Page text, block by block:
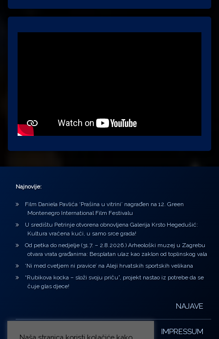
Najnovije:
Film Daniela Pavlića ‘Prašina u vitrini’ nagrađen na 12. Green
Montenegro International Film Festivalu
U središtu Petrinje otvorena obnovljena Galerija Krsto Hegedušić:
Kultura vraćena kući, u samo srce grada!
Od petka do nedjelje (31.7. – 2.8.2026.) Arheološki muzej u Zagrebu
otvara vrata građanima: Besplatan ulaz kao zaklon od toplinskog vala
‘Ni med cvetjem ni pravice’ na Aleji hrvatskih sportskih velikana
“Rubikova kocka – složi svoju priču”, projekt nastao iz potrebe da se
čuje glas djece!
NAJAVE
IMPRESSUM
Naša stranica koristi kolačiće kako